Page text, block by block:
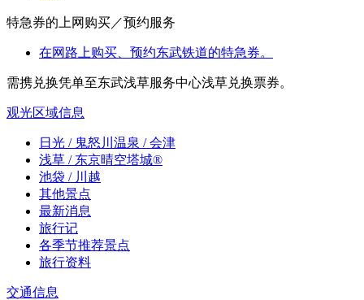
特急券的上网购买／预约服务
在网路上购买、预约东武铁道的特急券。
需携兑换凭单至东武浅草服务中心浅草兑换票券。
观光区域信息
日光 / 鬼怒川温泉 / 会津
浅草 / 东京晴空塔城®
池袋 / 川越
其他景点
最新消息
旅行记
各季节推荐景点
旅行资料
交通信息